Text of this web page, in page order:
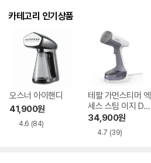
카테고리 인기상품
오스너 아이핸디
41,900원
4.6 (84)
테팔 가먼스티머 엑
세스 스팀 이지 DT
7113K0
34,900원
4.7 (39)